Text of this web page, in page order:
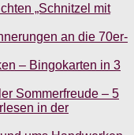
„Schnitzel mit
an die 70er-
– Bingokarten in 3
Sommerfreude – 5
in der